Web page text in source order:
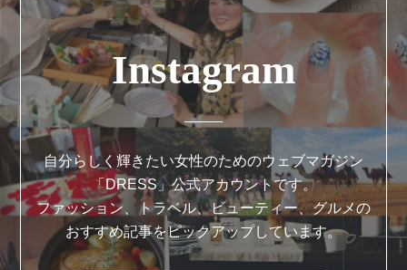
Instagram
自分らしく輝きたい女性のためのウェブマガジン
「DRESS」公式アカウントです。
ファッション、トラベル、ビューティー、グルメの
おすすめ記事をピックアップしています。